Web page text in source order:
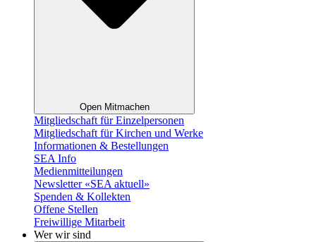
Open Mitmachen
Mitgliedschaft für Einzelpersonen
Mitgliedschaft für Kirchen und Werke
Informationen & Bestellungen
SEA Info
Medienmitteilungen
Newsletter «SEA aktuell»
Spenden & Kollekten
Offene Stellen
Freiwillige Mitarbeit
Wer wir sind